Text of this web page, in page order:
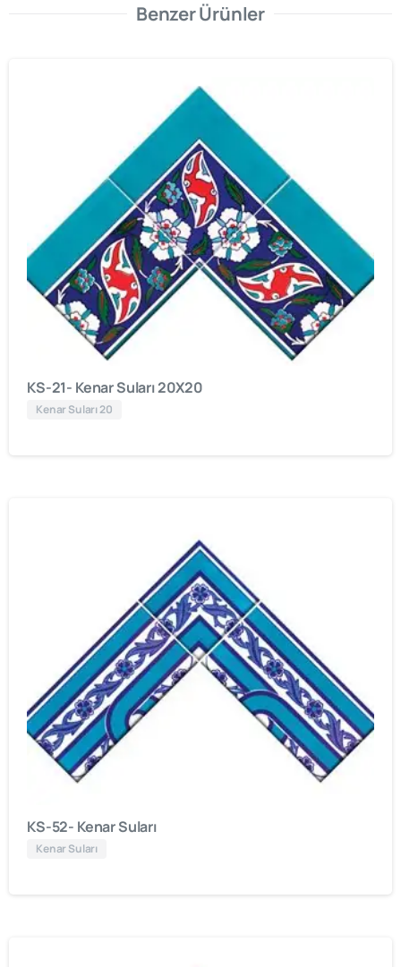
Benzer Ürünler
KS-21- Kenar Suları 20X20
Kenar Suları 20
KS-52- Kenar Suları
Kenar Suları